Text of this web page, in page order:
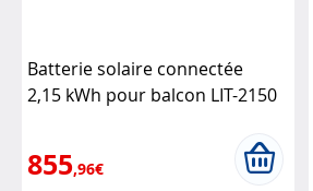
Batterie solaire connectée
2,15 kWh pour balcon LIT-2150
855,96€